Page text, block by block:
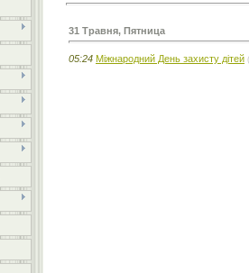
31 Травня, Пятница
05:24 Міжнародний День захисту дітей